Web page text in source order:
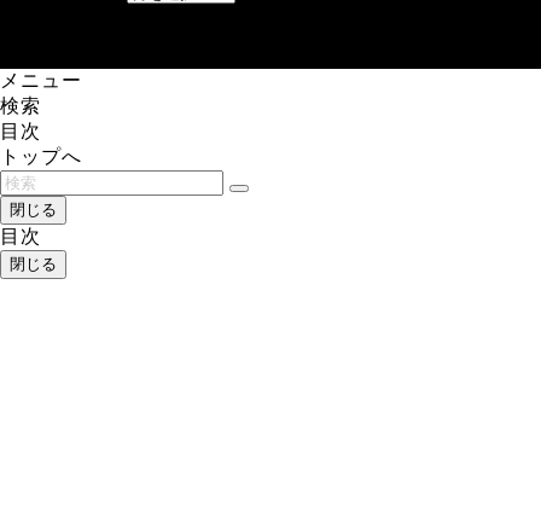
メニュー
検索
目次
トップへ
閉じる
目次
閉じる